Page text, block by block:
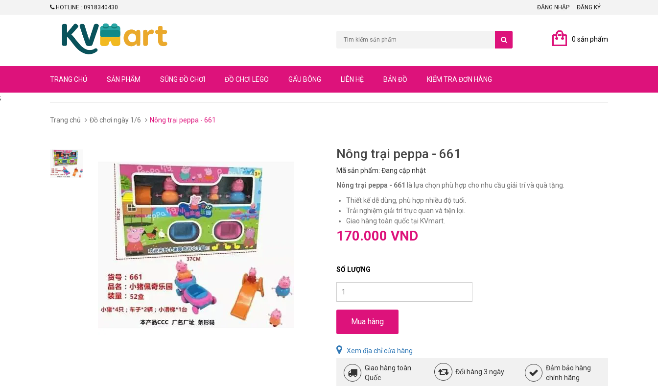
HOTLINE : 0918340430 ĐĂNG NHẬP ĐĂNG KÝ
0 sản phẩm
TRANG CHỦ SẢN PHẨM SÚNG ĐỒ CHƠI ĐỒ CHƠI LEGO GẤU BÔNG LIÊN HỆ BẢN ĐỒ KIỂM TRA ĐƠN HÀNG
;
Trang chủ Đồ chơi ngày 1/6 Nông trại peppa - 661
Nông trại peppa - 661
Mã sản phẩm: Đang cập nhật
Nông trại peppa - 661
là lựa chọn phù hợp cho nhu cầu giải trí và quà tặng.
Thiết kế dễ dùng, phù hợp nhiều độ tuổi.
Trải nghiệm giải trí trực quan và tiện lợi.
Giao hàng toàn quốc tại KVmart.
170.000 VND
SỐ LƯỢNG
Mua hàng
Xem địa chỉ cửa hàng
Giao hàng toàn
Quốc
Đổi hàng 3 ngày
Đảm bảo hàng
chính hãng